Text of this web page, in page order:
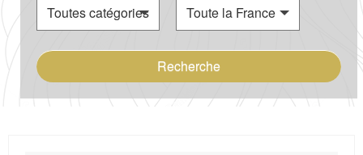
Recherche